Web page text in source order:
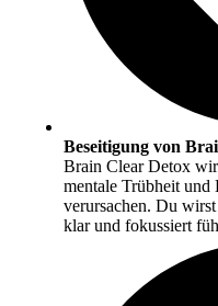
Beseitigung von
Brain Clear Detox
mentale Trübheit und
verursachen. Du
klar und fokussiert